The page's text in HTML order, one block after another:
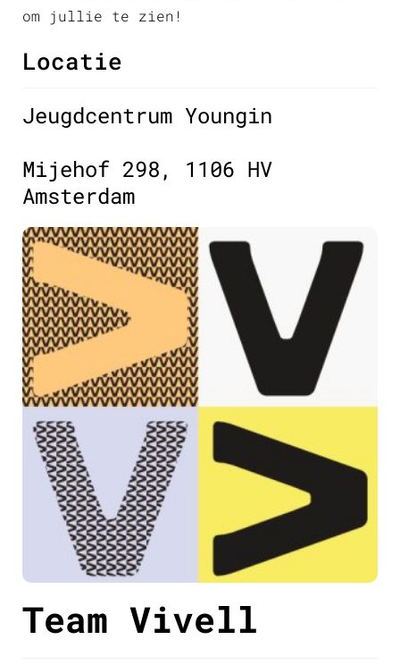
om jullie te zien!
Locatie
Jeugdcentrum Youngin
Mijehof 298, 1106 HV
Amsterdam
Team Vivell